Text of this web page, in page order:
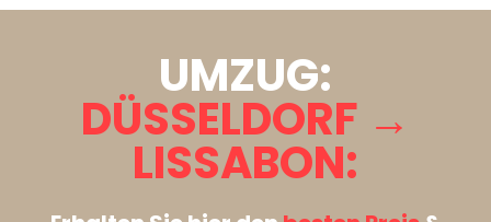
UMZUG:
DÜSSELDORF →
LISSABON: